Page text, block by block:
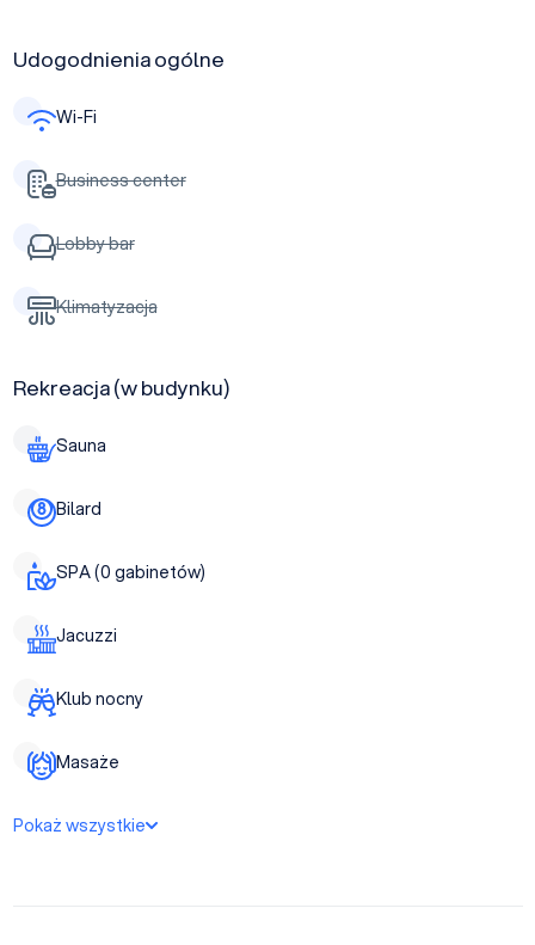
Udogodnienia ogólne
Wi-Fi
Business center
Lobby bar
Klimatyzacja
Rekreacja (w budynku)
Sauna
Bilard
SPA (0 gabinetów)
Jacuzzi
Klub nocny
Masaże
Pokaż wszystkie